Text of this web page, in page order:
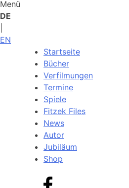
Menü
DE
EN
Startseite
Bücher
Verfilmungen
Termine
Spiele
Fitzek Files
News
Autor
Jubiläum
Shop